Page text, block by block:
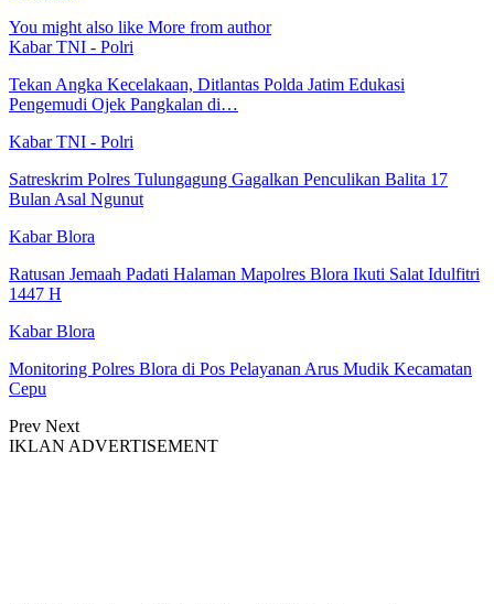
You might also like More from author
Kabar TNI - Polri
Tekan Angka Kecelakaan, Ditlantas Polda Jatim Edukasi
Pengemudi Ojek Pangkalan di…
Kabar TNI - Polri
Satreskrim Polres Tulungagung Gagalkan Penculikan Balita 17
Bulan Asal Ngunut
Kabar Blora
Ratusan Jemaah Padati Halaman Mapolres Blora Ikuti Salat Idulfitri
1447 H
Kabar Blora
Monitoring Polres Blora di Pos Pelayanan Arus Mudik Kecamatan
Cepu
Prev Next
IKLAN ADVERTISEMENT